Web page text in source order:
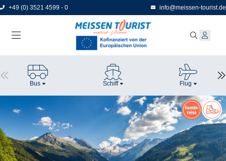
Direkt
zum
+49 (0) 3521 4599 - 0 info@meissen-tourist.de
Bus Schiff Flug